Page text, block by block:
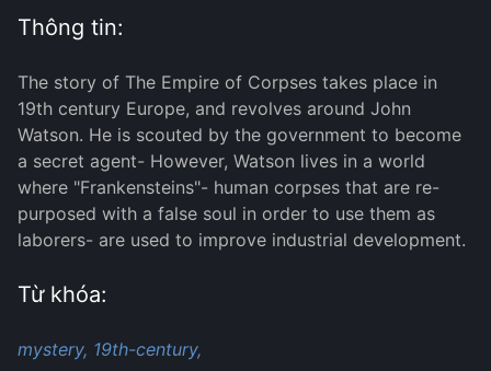
Thông tin:
The story of The Empire of Corpses takes place in
19th century Europe, and revolves around John
Watson. He is scouted by the government to become
a secret agent- However, Watson lives in a world
where "Frankensteins"- human corpses that are re-
purposed with a false soul in order to use them as
laborers- are used to improve industrial development.
Từ khóa:
mystery, 19th-century,